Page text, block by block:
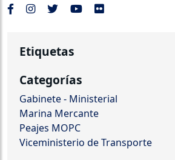
Etiquetas
Categorías
Gabinete - Ministerial
Marina Mercante
Peajes MOPC
Viceministerio de Transporte